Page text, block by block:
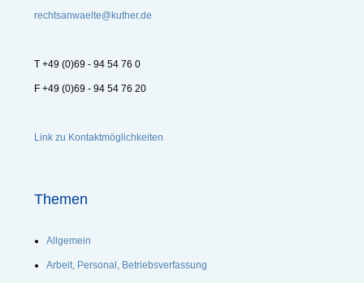
rechtsanwaelte@kuther.de
T +49 (0)69 - 94 54 76 0
F +49 (0)69 - 94 54 76 20
Link zu Kontaktmöglichkeiten
Themen
Allgemein
Arbeit, Personal, Betriebsverfassung